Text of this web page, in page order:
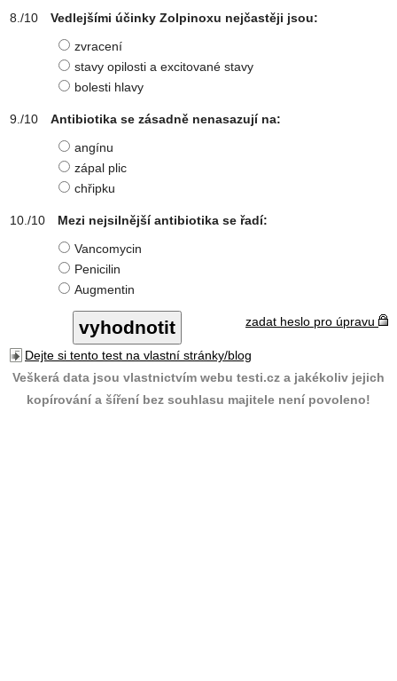
Vedlejšími účinky Zolpinoxu nejčastěji jsou:
zvracení
stavy opilosti a excitované stavy
bolesti hlavy
Antibiotika se zásadně nenasazují na:
angínu
zápal plic
chřipku
Mezi nejsilnější antibiotika se řadí:
Vancomycin
Penicilin
Augmentin
zadat heslo pro úpravu
Dejte si tento test na vlastní stránky/blog
Veškerá data jsou vlastnictvím webu testi.cz a jakékoliv jejich
kopírování a šíření bez souhlasu majitele není povoleno!